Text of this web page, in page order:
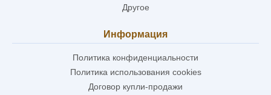
Другое
Информация
Политика конфиденциальности
Политика использования cookies
Договор купли-продажи